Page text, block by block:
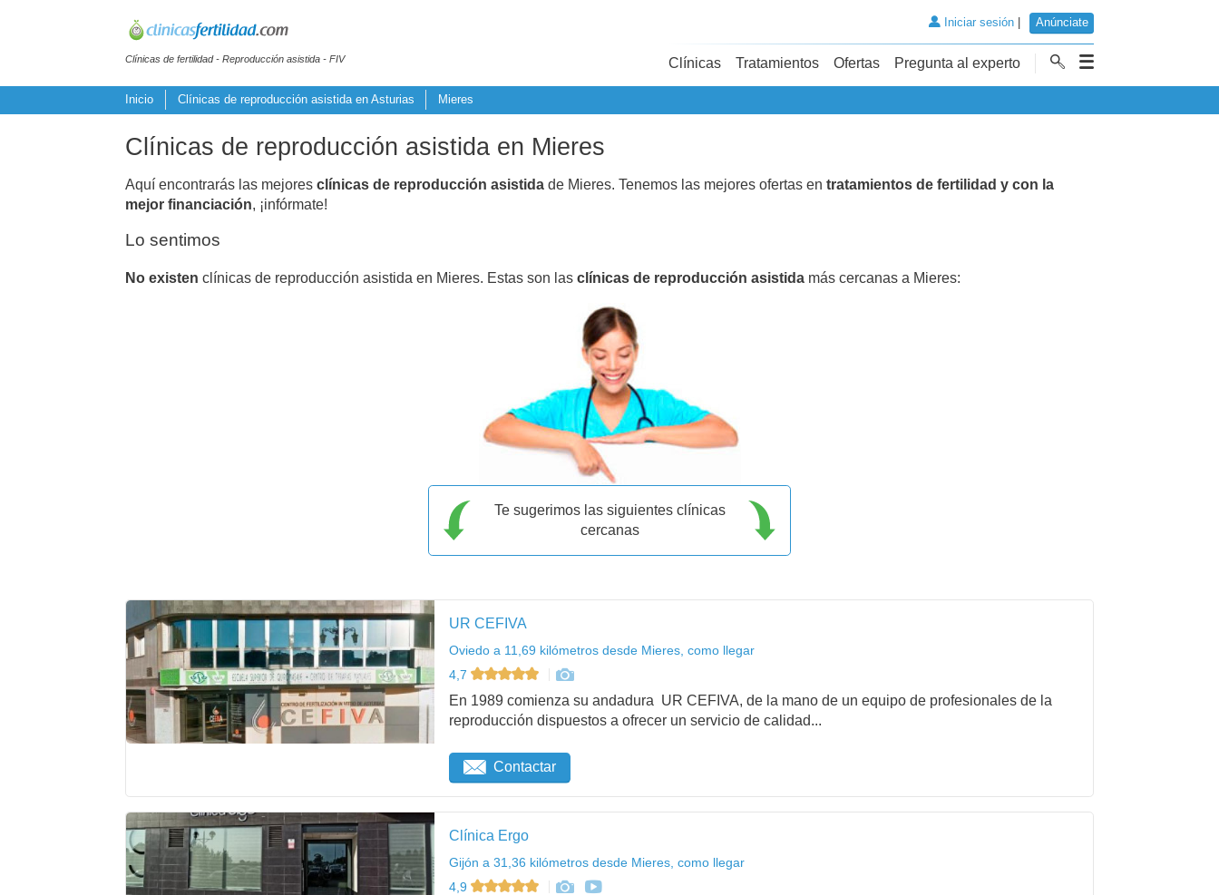
Clínicas de fertilidad - Reproducción asistida - FIV
Iniciar sesión| Anúnciate
Clínicas Tratamientos Ofertas Pregunta al experto
Inicio Clínicas de reproducción asistida en Asturias Mieres
Clínicas de reproducción asistida en Mieres
Aquí encontrarás las mejores clínicas de reproducción asistida de Mieres. Tenemos las mejores ofertas en tratamientos de fertilidad y con la
mejor financiación, ¡infórmate!
Lo sentimos
No existen clínicas de reproducción asistida en Mieres. Estas son las clínicas de reproducción asistida más cercanas a Mieres:
Te sugerimos las siguientes clínicas
cercanas
UR CEFIVA
Oviedo a 11,69 kilómetros desde Mieres, como llegar
4,7
En 1989 comienza su andadura UR CEFIVA, de la mano de un equipo de profesionales de la
reproducción dispuestos a ofrecer un servicio de calidad...
Contactar
Clínica Ergo
Gijón a 31,36 kilómetros desde Mieres, como llegar
4,9